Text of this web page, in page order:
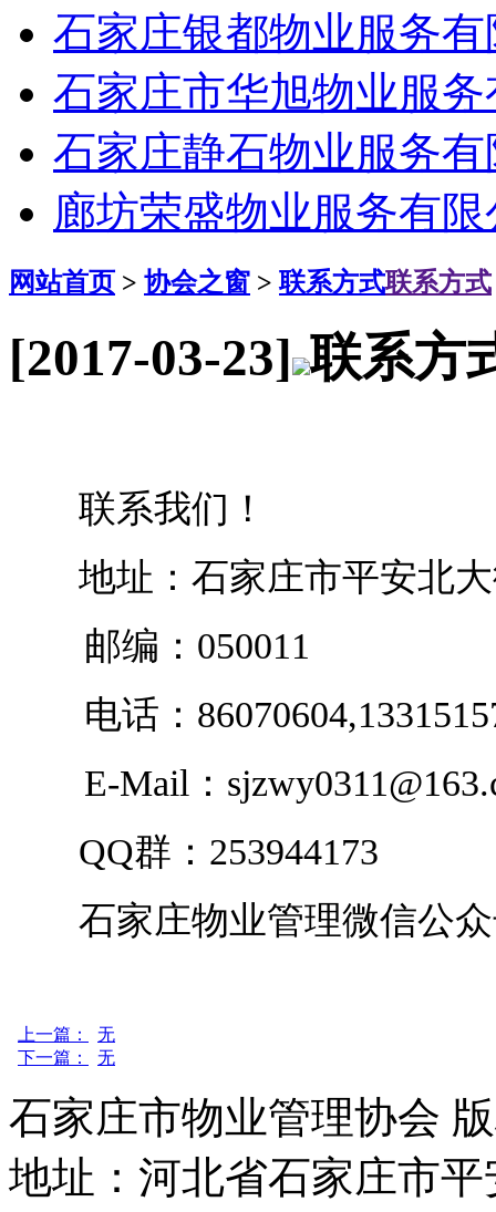
石家庄银都物业服务
石家庄市华旭物业服
石家庄静石物业服务
廊坊荣盛物业服务有
网站首页 > 协会之窗 >联系方式联系方式
[2017-03-23] 联系方
联系我们！
地址：石家庄市平安北大
邮编：050011
电话：
E-Mail：
QQ群：253944173
石家庄物业管理微信公
上一篇：
无
下一篇：
无
石家庄市物业管理协会
地址：河北省石家庄市